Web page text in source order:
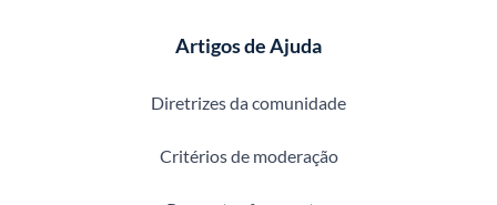
Artigos de Ajuda
Diretrizes da comunidade
Critérios de moderação